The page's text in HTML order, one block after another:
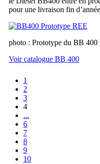
pour une livraison fin
photo : Prototype du BB 400
Voir catalogue BB 400
1
2
3
4
...
6
7
8
9
10